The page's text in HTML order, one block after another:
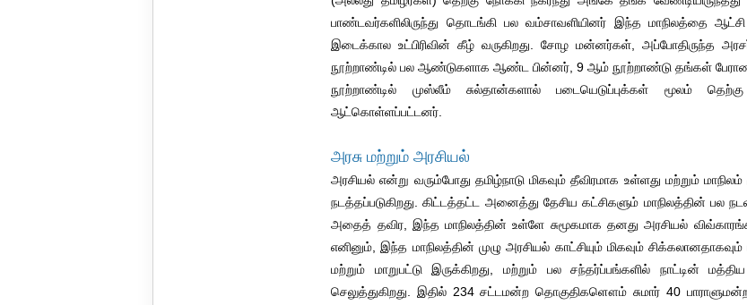
பாண்டவர்களிலிருந்து தொடங்கி பல வம்சாவளியினர் இந்த மாநிலத்தை
இடைக்கால உட்பிரிவின் கீழ் வருகிறது. சோழ மன்னர்கள், அப்போதிருந்த
நூற்றாண்டில் பல ஆண்டுகளாக ஆண்ட பின்னர், 9 ஆம் நூற்றாண்டு தங்கள்
நூற்றாண்டில் முஸ்லீம் சுல்தான்களால் படையெடுப்புக்கள் மூலம் தெற்கு
ஆட்கொள்ளப்பட்டனர்.
அரசு மற்றும் அரசியல்
அரசியல் என்று வரும்போது தமிழ்நாடு மிகவும் தீவிரமாக உள்ளது மற்றும்
நடத்தப்படுகிறது. கிட்டத்தட்ட அனைத்து தேசிய கட்சிகளும் மாநிலத்தின் பல
அதைத் தவிர, இந்த மாநிலத்தின் உள்ளே சுமூகமாக தனது அரசியல்
எனினும், இந்த மாநிலத்தின் முழு அரசியல் காட்சியும் மிகவும்
மற்றும் மாறுபட்டு இருக்கிறது, மற்றும் பல சந்தர்ப்பங்களில் நாட்டின்
செலுத்துகிறது. இதில் 234 சட்டமன்ற தொகுதிகளௌம் சுமார் 40